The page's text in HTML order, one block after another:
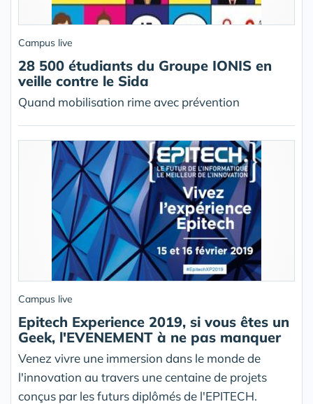
Campus live
28 500 étudiants du Groupe IONIS en
veille contre le Sida
Quand mobilisation rime avec prévention
Campus live
Epitech Experience 2019, si vous êtes un
Geek, l'EVENEMENT à ne pas manquer
Venez vivre une immersion dans le monde de
l'innovation au travers une centaine de projets
conçus par les futurs diplômés de l'EPITECH.